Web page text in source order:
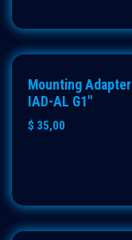
Mounting Adapter
IAD-AL G1"
$ 35,00